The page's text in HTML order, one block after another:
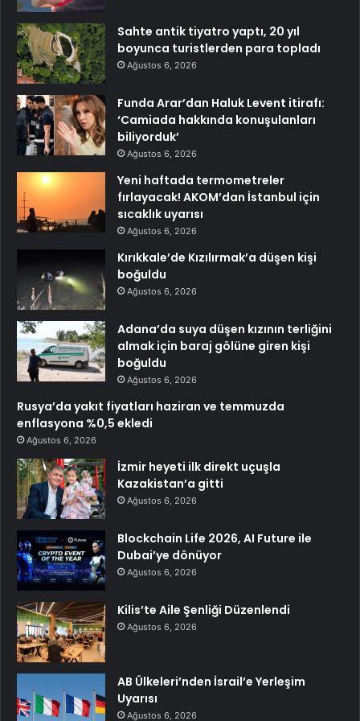
Sahte antik tiyatro yaptı, 20 yıl
boyunca turistlerden para topladı
Ağustos 6, 2026
Funda Arar’dan Haluk Levent itirafı:
‘Camiada hakkında konuşulanları
biliyorduk’
Ağustos 6, 2026
Yeni haftada termometreler
fırlayacak! AKOM’dan İstanbul için
sıcaklık uyarısı
Ağustos 6, 2026
Kırıkkale’de Kızılırmak’a düşen kişi
boğuldu
Ağustos 6, 2026
Adana’da suya düşen kızının terliğini
almak için baraj gölüne giren kişi
boğuldu
Ağustos 6, 2026
Rusya’da yakıt fiyatları haziran ve temmuzda
enflasyona %0,5 ekledi
Ağustos 6, 2026
İzmir heyeti ilk direkt uçuşla
Kazakistan’a gitti
Ağustos 6, 2026
Blockchain Life 2026, AI Future ile
Dubai’ye dönüyor
Ağustos 6, 2026
Kilis’te Aile Şenliği Düzenlendi
Ağustos 6, 2026
AB Ülkeleri’nden İsrail’e Yerleşim
Uyarısı
Ağustos 6, 2026